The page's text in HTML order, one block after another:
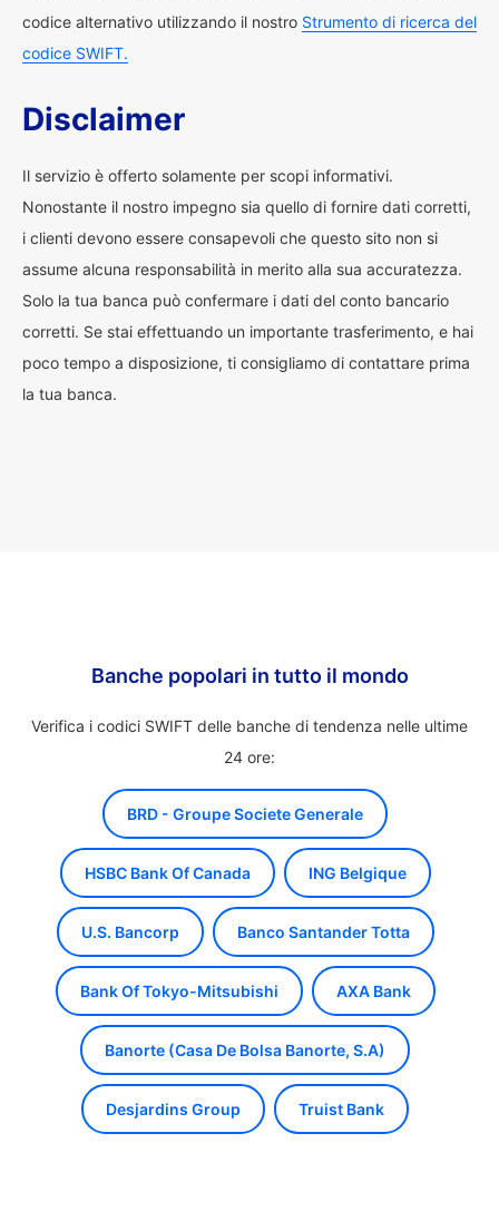
codice alternativo utilizzando il nostro Strumento di ricerca del
codice SWIFT.
Disclaimer
Il servizio è offerto solamente per scopi informativi.
Nonostante il nostro impegno sia quello di fornire dati corretti,
i clienti devono essere consapevoli che questo sito non si
assume alcuna responsabilità in merito alla sua accuratezza.
Solo la tua banca può confermare i dati del conto bancario
corretti. Se stai effettuando un importante trasferimento, e hai
poco tempo a disposizione, ti consigliamo di contattare prima
la tua banca.
Banche popolari in tutto il mondo
Verifica i codici SWIFT delle banche di tendenza nelle ultime
24 ore:
BRD - Groupe Societe Generale
HSBC Bank Of Canada ING Belgique
U.S. Bancorp Banco Santander Totta
Bank Of Tokyo-Mitsubishi AXA Bank
Banorte (Casa De Bolsa Banorte, S.A)
Desjardins Group Truist Bank